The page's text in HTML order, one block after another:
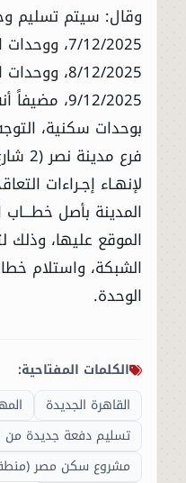
9/12/2025،
بوحدات سكنية،
فرع
لإنهـاء إجـراءات
المدينة بأصل
الموقع عليها، وذلك
الشبكة، واستلام
الوحدة.
الكلمات المفتاحية:
القاهرة الجديدة
تسليم دفعة جديدة
مشروع سكن مصر